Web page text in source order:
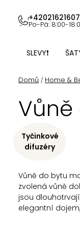
obsah Po-Pá: 8:00-
SLEVY❗
Domů / Home &
Vůně do bytu
zvolená vůně
jsou
elegantní
Tyčinkové
difuzéry